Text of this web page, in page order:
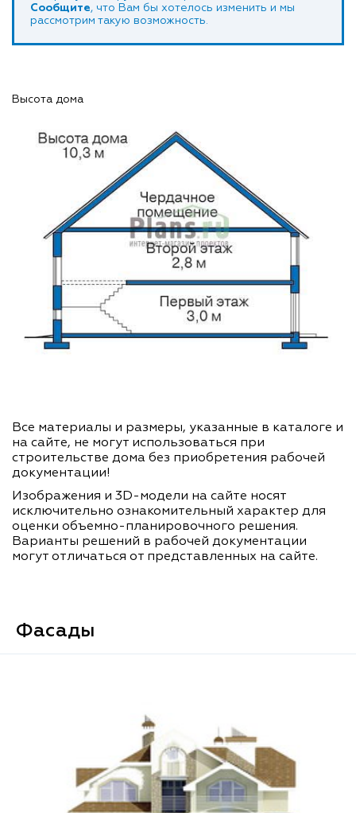
Сообщите, что Вам бы хотелось изменить и мы
рассмотрим такую возможность.
Высота дома
Все материалы и размеры, указанные в каталоге и
на сайте, не могут использоваться при
строительстве дома без приобретения рабочей
документации!
Изображения и 3D-модели на сайте носят
исключительно ознакомительный характер для
оценки объемно-планировочного решения.
Варианты решений в рабочей документации
могут отличаться от представленных на сайте.
Фасады